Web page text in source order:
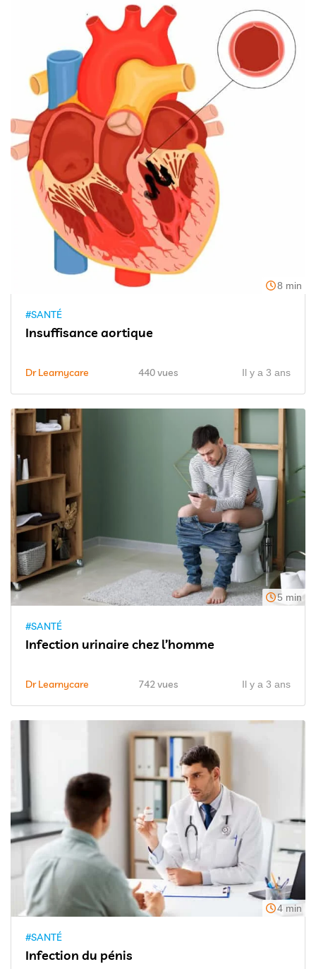
8 min
#SANTÉ
Insuffisance aortique
Dr Learnycare 440 vues Il y a 3 ans
5 min
#SANTÉ
Infection urinaire chez l’homme
Dr Learnycare 742 vues Il y a 3 ans
4 min
#SANTÉ
Infection du pénis